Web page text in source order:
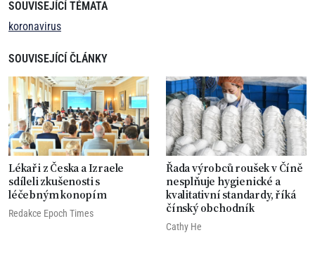
SOUVISEJÍCÍ TÉMATA
koronavirus
SOUVISEJÍCÍ ČLÁNKY
Lékaři z Česka a Izraele
sdíleli zkušenosti s
léčebným konopím
Redakce Epoch Times
Řada výrobců roušek v Číně
nesplňuje hygienické a
kvalitativní standardy, říká
čínský obchodník
Cathy He